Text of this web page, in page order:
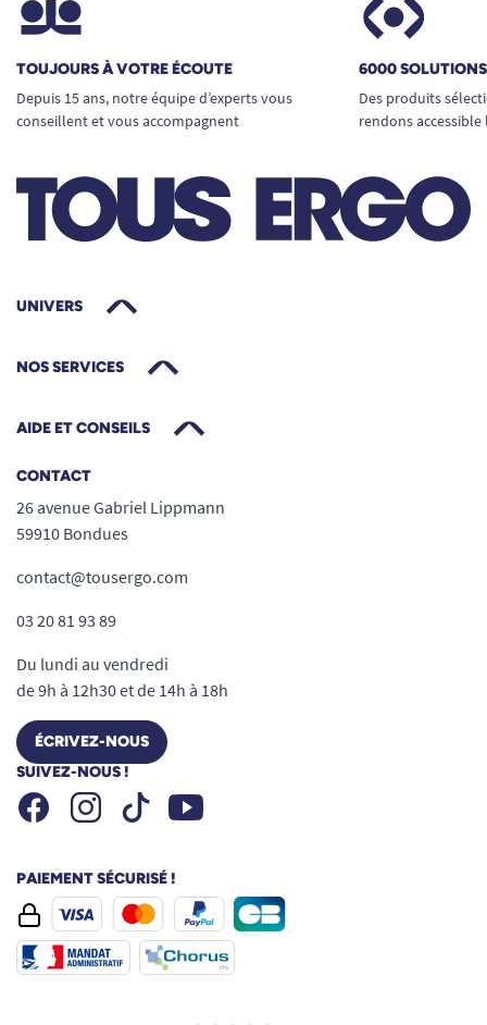
TOUJOURS À VOTRE ÉCOUTE
Depuis 15 ans, notre équipe d’experts vous
conseillent et vous accompagnent
6000
Des produits
rendons
UNIVERS
NOS SERVICES
AIDE ET CONSEILS
CONTACT
26 avenue Gabriel Lippmann
59910 Bondues
contact@tousergo.com
03 20 81 93 89
Du lundi au vendredi
de 9h à 12h30 et de 14h à 18h
ÉCRIVEZ-NOUS
SUIVEZ-NOUS !
FacebookInstagramTiktok Youtube
PAIEMENT SÉCURISÉ !